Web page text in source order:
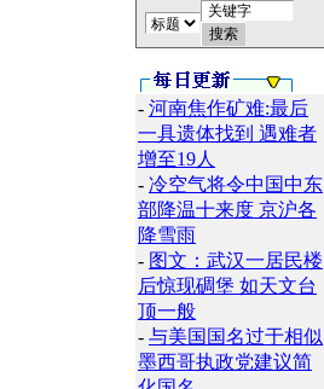
- 河南焦作矿难:最后
一具遗体找到 遇难者
增至19人
- 冷空气将令中国中东
部降温十来度 京沪各
降雪雨
- 图文：武汉一居民楼
后惊现碉堡 如天文台
顶一般
- 与美国国名过于相似
墨西哥执政党建议简